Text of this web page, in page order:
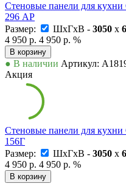
Стеновые панели для
296 АР
Размер:
ШxГxВ - 3050 x
4 950 р. 4 950 р. %
В корзину
● В наличии Артикул:
Акция
Стеновые панели для
156Г
Размер:
ШxГxВ - 3050 x
4 950 р. 4 950 р. %
В корзину